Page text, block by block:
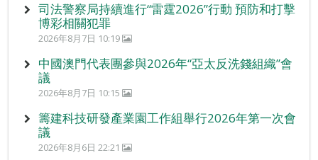
司法警察局持續進行“雷霆2026”行動 預防和打擊
博彩相關犯罪
2026年8月7日 10:19
中國澳門代表團參與2026年“亞太反洗錢組織”會
議
2026年8月7日 10:15
籌建科技研發產業園工作組舉行2026年第一次會
議
2026年8月6日 22:21